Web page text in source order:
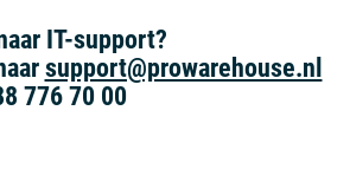
IT-support?
support@prowarehouse.nl
776 70 00